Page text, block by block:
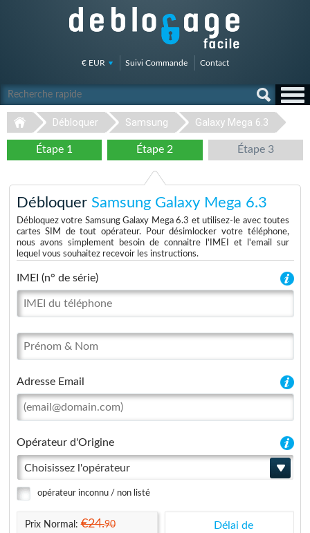
€ EUR Suivi Commande Contact
Débloquer Samsung Galaxy Mega 6.3
Étape 1 Étape 2 Étape 3
Débloquer Samsung Galaxy Mega 6.3
Débloquez votre Samsung Galaxy Mega 6.3 et utilisez-le avec toutes
cartes SIM de tout opérateur. Pour désimlocker votre téléphone,
nous avons simplement besoin de connaitre l'IMEI et l'email sur
lequel vous souhaitez recevoir les instructions.
IMEI (n° de série)
Adresse Email
Opérateur d'Origine
Choisissez l'opérateur
opérateur inconnu / non listé
Prix Normal:€24.90
Délai de